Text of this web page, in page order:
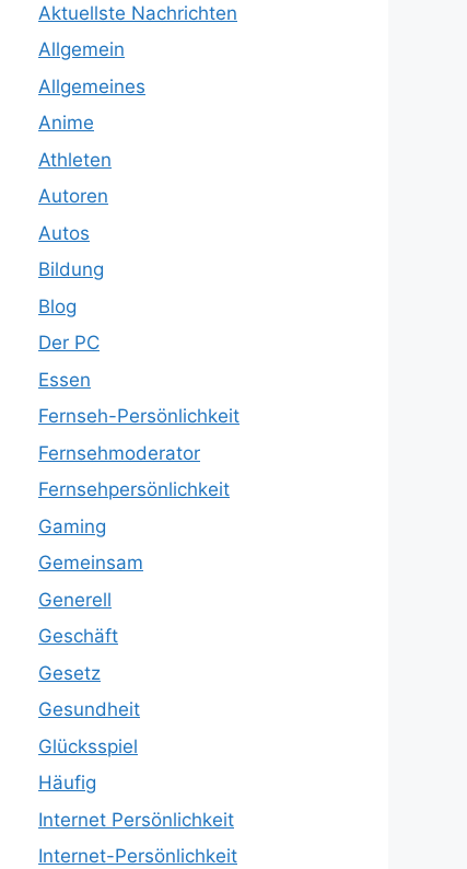
Aktuellste Nachrichten
Allgemein
Allgemeines
Anime
Athleten
Autoren
Autos
Bildung
Blog
Der PC
Essen
Fernseh-Persönlichkeit
Fernsehmoderator
Fernsehpersönlichkeit
Gaming
Gemeinsam
Generell
Geschäft
Gesetz
Gesundheit
Glücksspiel
Häufig
Internet Persönlichkeit
Internet-Persönlichkeit